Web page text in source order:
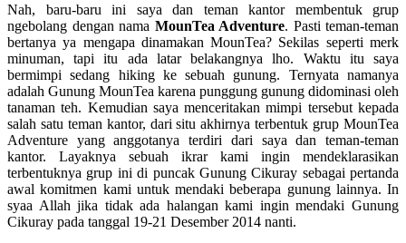
Nah, baru-baru ini saya dan teman kantor membentuk grup
ngebolang dengan nama MounTea Adventure. Pasti teman-teman
bertanya ya mengapa dinamakan MounTea? Sekilas seperti merk
minuman, tapi itu ada latar belakangnya lho. Waktu itu saya
bermimpi sedang hiking ke sebuah gunung. Ternyata namanya
adalah Gunung MounTea karena punggung gunung didominasi oleh
tanaman teh. Kemudian saya menceritakan mimpi tersebut kepada
salah satu teman kantor, dari situ akhirnya terbentuk grup MounTea
Adventure yang anggotanya terdiri dari saya dan teman-teman
kantor. Layaknya sebuah ikrar kami ingin mendeklarasikan
terbentuknya grup ini di puncak Gunung Cikuray sebagai pertanda
awal komitmen kami untuk mendaki beberapa gunung lainnya. In
syaa Allah jika tidak ada halangan kami ingin mendaki Gunung
Cikuray pada tanggal 19-21 Desember 2014 nanti.